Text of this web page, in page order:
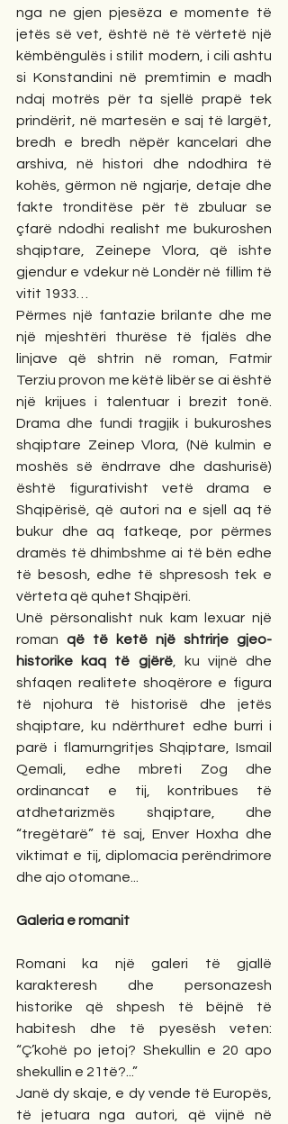
nga ne gjen pjesëza e momente të
jetës së vet, është në të vërtetë një
këmbëngulës i stilit modern, i cili ashtu
si Konstandini në premtimin e madh
ndaj motrës për ta sjellë prapë tek
prindërit, në martesën e saj të largët,
bredh e bredh nëpër kancelari dhe
arshiva, në histori dhe ndodhira të
kohës, gërmon në ngjarje, detaje dhe
fakte tronditëse për të zbuluar se
çfarë ndodhi realisht me bukuroshen
shqiptare, Zeinepe Vlora, që ishte
gjendur e vdekur në Londër në fillim të
vitit 1933…
Përmes një fantazie brilante dhe me
një mjeshtëri thurëse të fjalës dhe
linjave që shtrin në roman, Fatmir
Terziu provon me këtë libër se ai është
një krijues i talentuar i brezit tonë.
Drama dhe fundi tragjik i bukuroshes
shqiptare Zeinep Vlora, (Në kulmin e
moshës së ëndrrave dhe dashurisë)
është figurativisht vetë drama e
Shqipërisë, që autori na e sjell aq të
bukur dhe aq fatkeqe, por përmes
dramës të dhimbshme ai të bën edhe
të besosh, edhe të shpresosh tek e
vërteta që quhet Shqipëri.
Unë përsonalisht nuk kam lexuar një
roman që të ketë një shtrirje gjeo-
historike kaq të gjërë, ku vijnë dhe
shfaqen realitete shoqërore e figura
të njohura të historisë dhe jetës
shqiptare, ku ndërthuret edhe burri i
parë i flamurngritjes Shqiptare, Ismail
Qemali, edhe mbreti Zog dhe
ordinancat e tij, kontribues të
atdhetarizmës shqiptare, dhe
“tregëtarë” të saj, Enver Hoxha dhe
viktimat e tij, diplomacia perëndrimore
dhe ajo otomane...
Galeria e romanit
Romani ka një galeri të gjallë
karakteresh dhe personazesh
historike që shpesh të bëjnë të
habitesh dhe të pyesësh veten:
“Ç’kohë po jetoj? Shekullin e 20 apo
shekullin e 21të?...”
Janë dy skaje, e dy vende të Europës,
të jetuara nga autori, që vijnë në